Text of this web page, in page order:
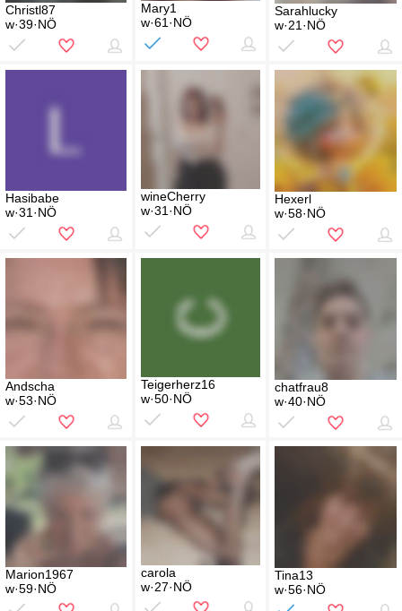
Christl87
w·39·NÖ
Mary1
w·61·NÖ
Sarahlucky
w·21·NÖ
Hasibabe
w·31·NÖ
wineCherry
w·31·NÖ
Hexerl
w·58·NÖ
Andscha
w·53·NÖ
Teigerherz16
w·50·NÖ
chatfrau8
w·40·NÖ
Marion1967
w·59·NÖ
carola
w·27·NÖ
Tina13
w·56·NÖ